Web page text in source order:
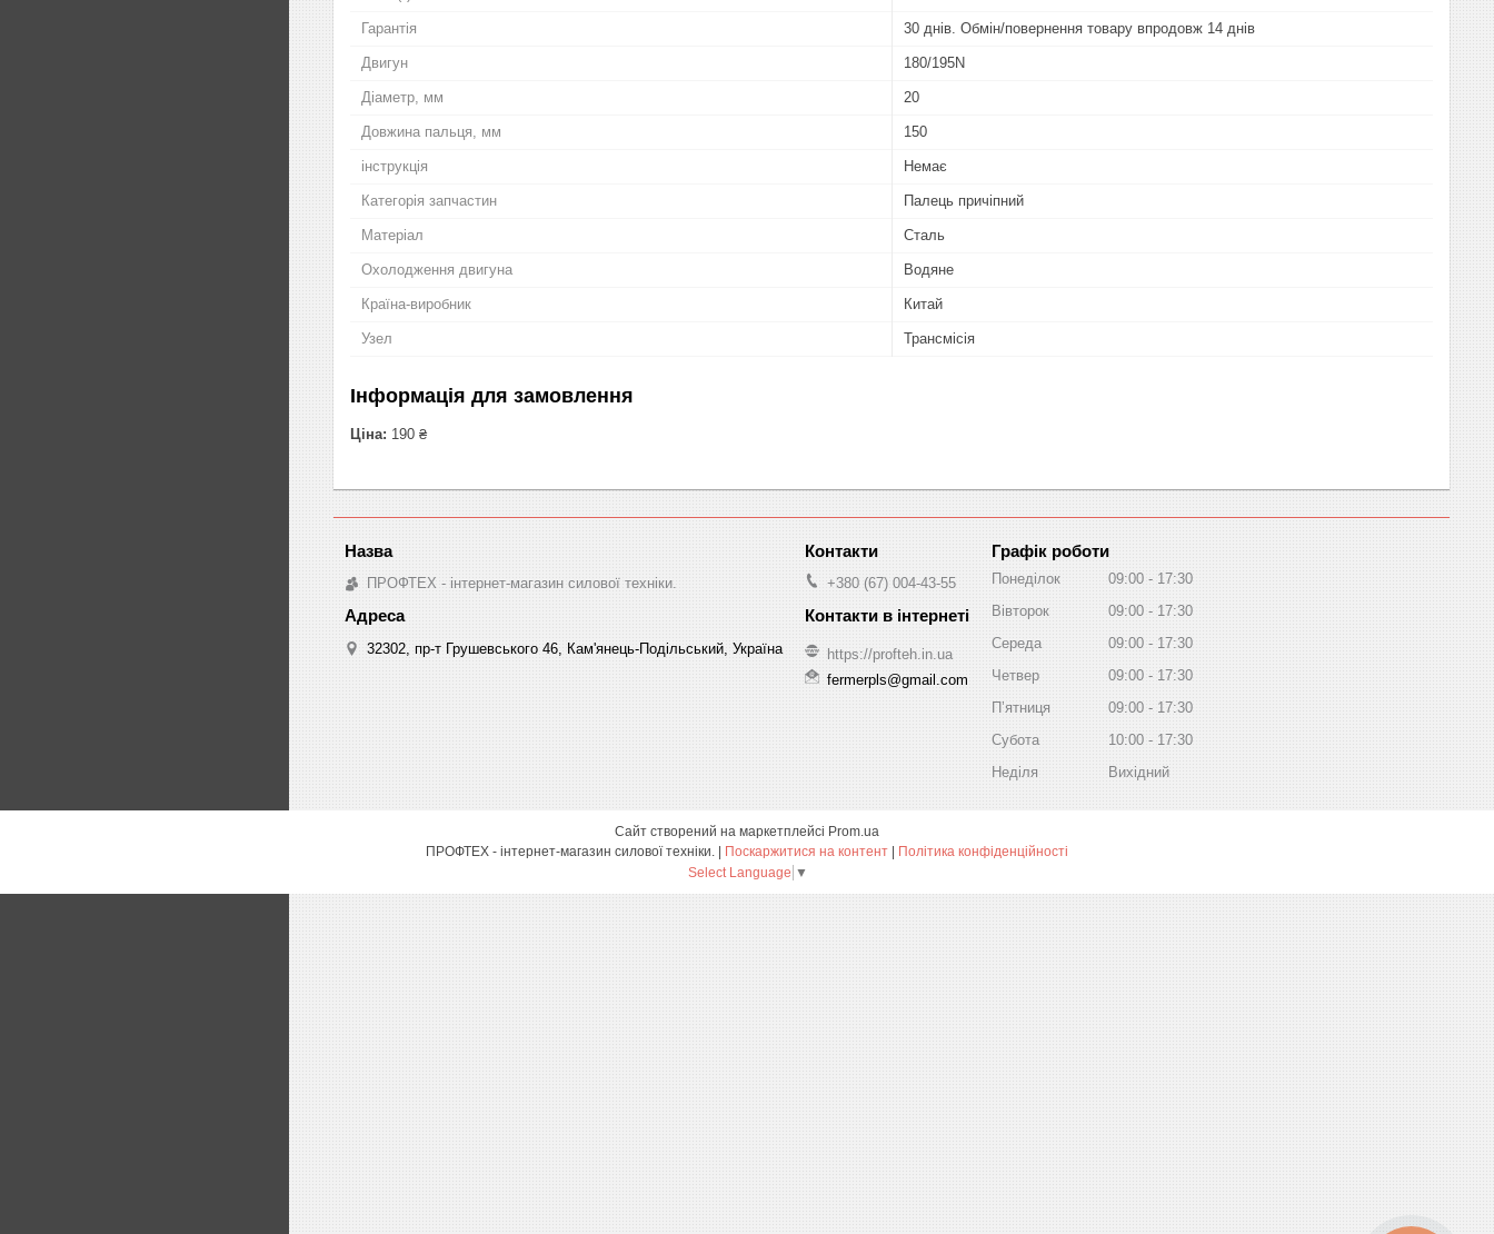
Гарантія 30 днів. Обмін/повернення товару впродовж 14 днів
Двигун 180/195N
Діаметр, мм 20
Довжина пальця, мм 150
інструкція Немає
Категорія запчастин Палець причіпний
Матеріал Сталь
Охолодження двигуна Водяне
Країна-виробник Китай
Узел Трансмісія
Інформація для замовлення
Ціна: 190 ₴
ПРОФТЕХ - інтернет-магазин силової техніки.
32302, пр-т Грушевського 46, Кам'янець-Подільський, Україна
+380 (67) 004-43-55
https://profteh.in.ua
fermerpls@gmail.com
Графік роботи
Понеділок 09:00
17:30
Вівторок
09:00
17:30
Середа
09:00
17:30
Четвер
09:00
17:30
Пʼятниця
09:00
17:30
Субота
10:00
17:30
Неділя
Вихідний
Сайт створений на маркетплейсі Prom.ua
Поскаржитися на контент
Політика конфіденційності
Select Language ▼